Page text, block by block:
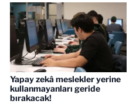
Yapay zekâ meslekler yerine
kullanmayanları geride
bırakacak!